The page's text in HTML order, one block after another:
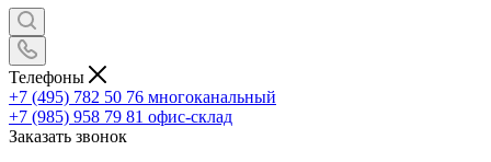
Телефоны
+7 (495) 782 50 76 многоканальный
+7 (985) 958 79 81 офис-склад
Заказать звонок